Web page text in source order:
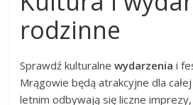
rodzinne
Sprawdź kulturalnewydarzenia i
Mrągowie będą atrakcyjne dla
letnim odbywają się liczne